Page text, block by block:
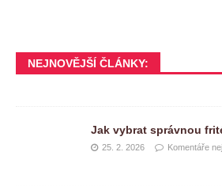
NEJNOVĚJŠÍ ČLÁNKY:
Jak vybrat správnou
25. 2. 2026 Komentáře